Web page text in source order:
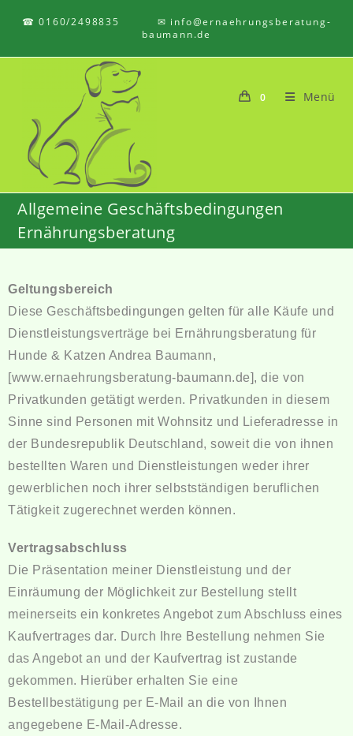
☎ 0160/2498835 ✉ info@ernaehrungsberatung-
baumann.de
0 Menü
Allgemeine Geschäftsbedingungen
Ernährungsberatung
Geltungsbereich
Diese Geschäftsbedingungen gelten für alle Käufe und
Dienstleistungsverträge bei Ernährungsberatung für
Hunde & Katzen Andrea Baumann,
[www.ernaehrungsberatung-baumann.de], die von
Privatkunden getätigt werden. Privatkunden in diesem
Sinne sind Personen mit Wohnsitz und Lieferadresse in
der Bundesrepublik Deutschland, soweit die von ihnen
bestellten Waren und Dienstleistungen weder ihrer
gewerblichen noch ihrer selbstständigen beruflichen
Tätigkeit zugerechnet werden können.
Vertragsabschluss
Die Präsentation meiner Dienstleistung und der
Einräumung der Möglichkeit zur Bestellung stellt
meinerseits ein konkretes Angebot zum Abschluss eines
Kaufvertrages dar. Durch Ihre Bestellung nehmen Sie
das Angebot an und der Kaufvertrag ist zustande
gekommen. Hierüber erhalten Sie eine
Bestellbestätigung per E-Mail an die von Ihnen
angegebene E-Mail-Adresse.